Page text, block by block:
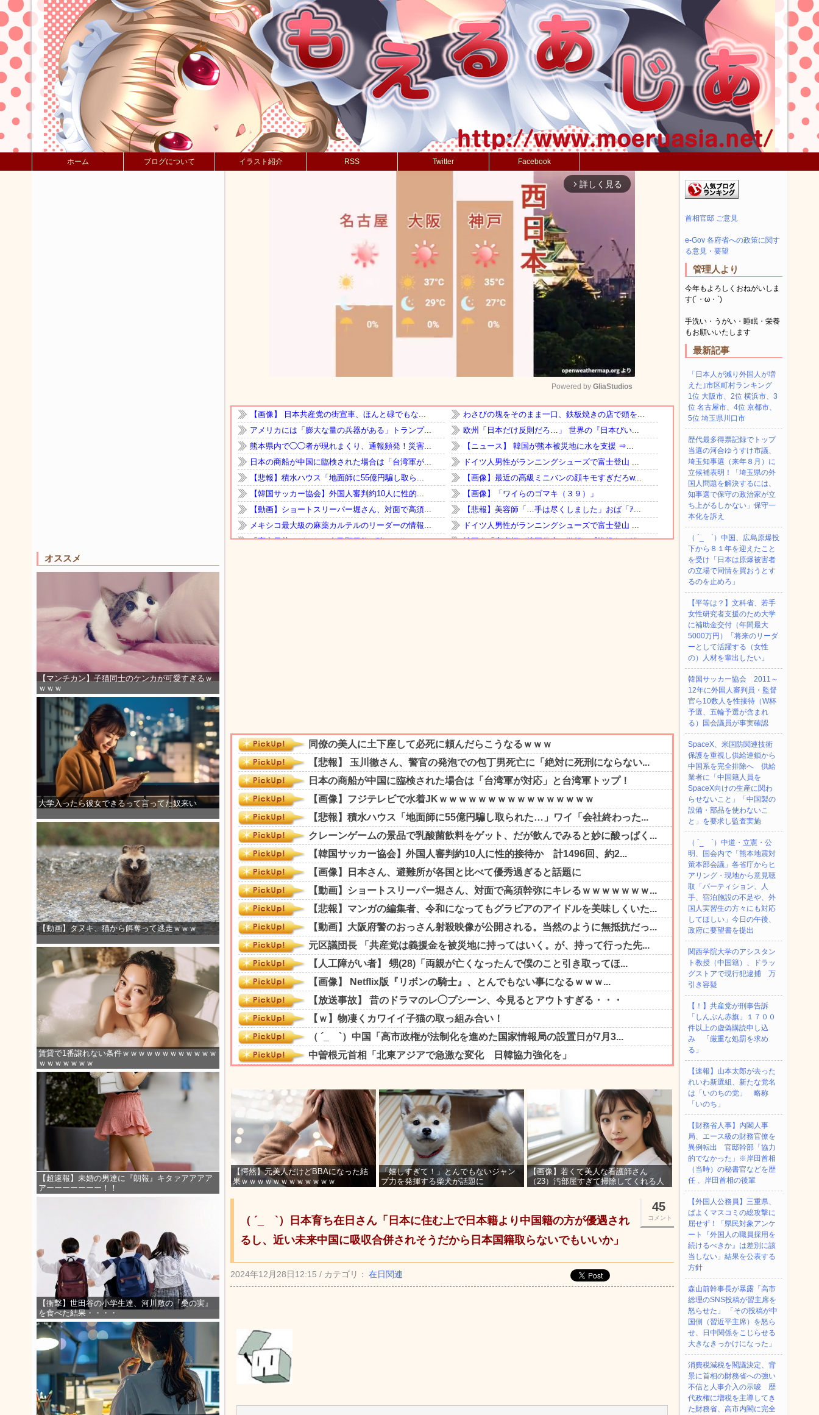
ホーム ブログについて イラスト紹介 RSS Twitter Facebook
オススメ
【マンチカン】子猫同士のケンカが可愛すぎるｗ
ｗｗｗ
大学入ったら彼女できるって言ってた奴来い
【動画】タヌキ、猫から餌奪って逃走ｗｗｗ
賃貸で1番譲れない条件ｗｗｗｗｗｗｗｗｗｗｗｗ
ｗｗｗｗｗｗｗ
【超速報】未婚の男達に『朗報』キタァアアアア
アーーーーーーー！！
【衝撃】世田谷の小学生達、河川敷の『桑の実』
を食べた結果・・・・
arrow_forward_ios 詳しく見る
Mute
Powered by GliaStudios
【愕然】元美人だけどBBAになった結
果ｗｗｗｗｗｗｗｗｗｗｗｗ
「嬉しすぎて！」とんでもないジャン
プ力を発揮する柴犬が話題に
【画像】若くて美人な看護師さん
（23）汚部屋すぎて掃除してくれる人
45
コメント
（ ´_ゝ`）日本育ち在日さん「日本に住む上で日本籍より中国籍の方が優遇され
るし、近い未来中国に吸収合併されそうだから日本国籍取らないでもいいか」
2024年12月28日12:15 / カテゴリ： 在日関連
首相官邸 ご意見
e-Gov 各府省への政策に関す
る意見・要望
管理人より
今年もよろしくおねがいしま
す(´・ω・`)
手洗い・うがい・睡眠・栄養
もお願いいたします
最新記事
「日本人が減り外国人が増
えた｣市区町村ランキング
1位 大阪市、2位 横浜市、3
位 名古屋市、4位 京都市、
5位 埼玉県川口市
歴代最多得票記録でトップ
当選の河合ゆうすけ市議、
埼玉知事選（来年８月）に
立候補表明！「埼玉県の外
国人問題を解決するには、
知事選で保守の政治家が立
ち上がるしかない」保守一
本化を訴え
（ ´_ゝ`）中国、広島原爆投
下から８１年を迎えたこと
を受け「日本は原爆被害者
の立場で同情を買おうとす
るのを止めろ」
【平等は？】文科省、若手
女性研究者支援のため大学
に補助金交付（年間最大
5000万円）「将来のリーダ
ーとして活躍する（女性
の）人材を輩出したい」
韓国サッカー協会 2011～
12年に外国人審判員・監督
官ら10数人を性接待（W杯
予選、五輪予選が含まれ
る）国会議員が事実確認
SpaceX、米国防関連技術
保護を重視し供給連鎖から
中国系を完全排除へ 供給
業者に「中国籍人員を
SpaceX向けの生産に関わ
らせないこと」「中国製の
設備・部品を使わないこ
と」を要求し監査実施
（ ´_ゝ`）中道・立憲・公
明、国会内で「熊本地震対
策本部会議」各省庁からヒ
アリング・現地から意見聴
取「パーティション、人
手、宿泊施設の不足や、外
国人実習生の方々にも対応
してほしい」今日の午後、
政府に要望書を提出
関西学院大学のアシスタン
ト教授（中国籍）、ドラッ
グストアで現行犯逮捕 万
引き容疑
【！】共産党が刑事告訴
「しんぶん赤旗」１７００
件以上の虚偽購読申し込
み 「厳重な処罰を求め
る」
【速報】山本太郎が去った
れいわ新選組、新たな党名
は「いのちの党」 略称
「いのち」
【財務省人事】内閣人事
局、エース級の財務官僚を
異例転出 官邸幹部「協力
的でなかった」※岸田首相
（当時）の秘書官などを歴
任 、岸田首相の後輩
【外国人公務員】三重県、
ぱよくマスコミの総攻撃に
屈せず！「県民対象アンケ
ート『外国人の職員採用を
続けるべきか』は差別に該
当しない」結果を公表する
方針
森山前幹事長が暴露「高市
総理のSNS投稿が習主席を
怒らせた」 「その投稿が中
国側（習近平主席）を怒ら
せ、日中関係をこじらせる
大きなきっかけになった」
消費税減税を閣議決定、背
景に首相の財務省への強い
不信と人事介入の示唆 歴
代政権に増税を主導してき
た財務省、高市内閣に完全